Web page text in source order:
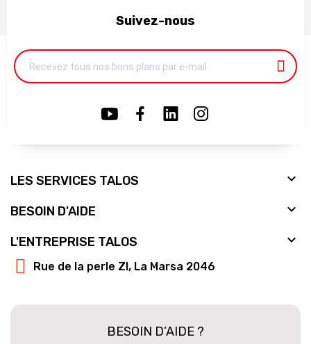
Suivez-nous
LES SERVICES TALOS 
BESOIN D'AIDE 
L'ENTREPRISE TALOS 
Rue de la perle ZI, La Marsa 2046
BESOIN D’AIDE ?